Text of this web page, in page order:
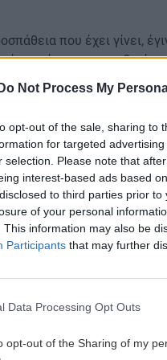
Do Not Process My
opt-out of the sale, sharing to
for targeted
selection. Please note that
interest-based ads based
to third parties prior
of your personal
This information may also be
Participants that may further
Data Processing Opt Outs
opt-out of the Sharing of my
που έχει γίνει,
έρχονται και
έχουν πλήρη διατροφή
Έτσι και οι ίδιοι
πάνε να φάνε έξω σε
έχει γίνει το
την τοπική αγορά, να
και να προωθήσουν
επικοινωνιακή
εκθέσεις.
τις τοπικές κοινωνίες
προορισμό με νέες
τουρισμού το οποίο